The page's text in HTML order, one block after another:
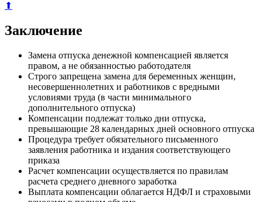
⬆
Заключение
Замена отпуска денежной компенсацией является
правом, а не обязанностью работодателя
Строго запрещена замена для беременных женщин,
несовершеннолетних и работников с вредными
условиями труда (в части минимального
дополнительного отпуска)
Компенсации подлежат только дни отпуска,
превышающие 28 календарных дней основного отпуска
Процедура требует обязательного письменного
заявления работника и издания соответствующего
приказа
Расчет компенсации осуществляется по правилам
расчета среднего дневного заработка
Выплата компенсации облагается НДФЛ и страховыми